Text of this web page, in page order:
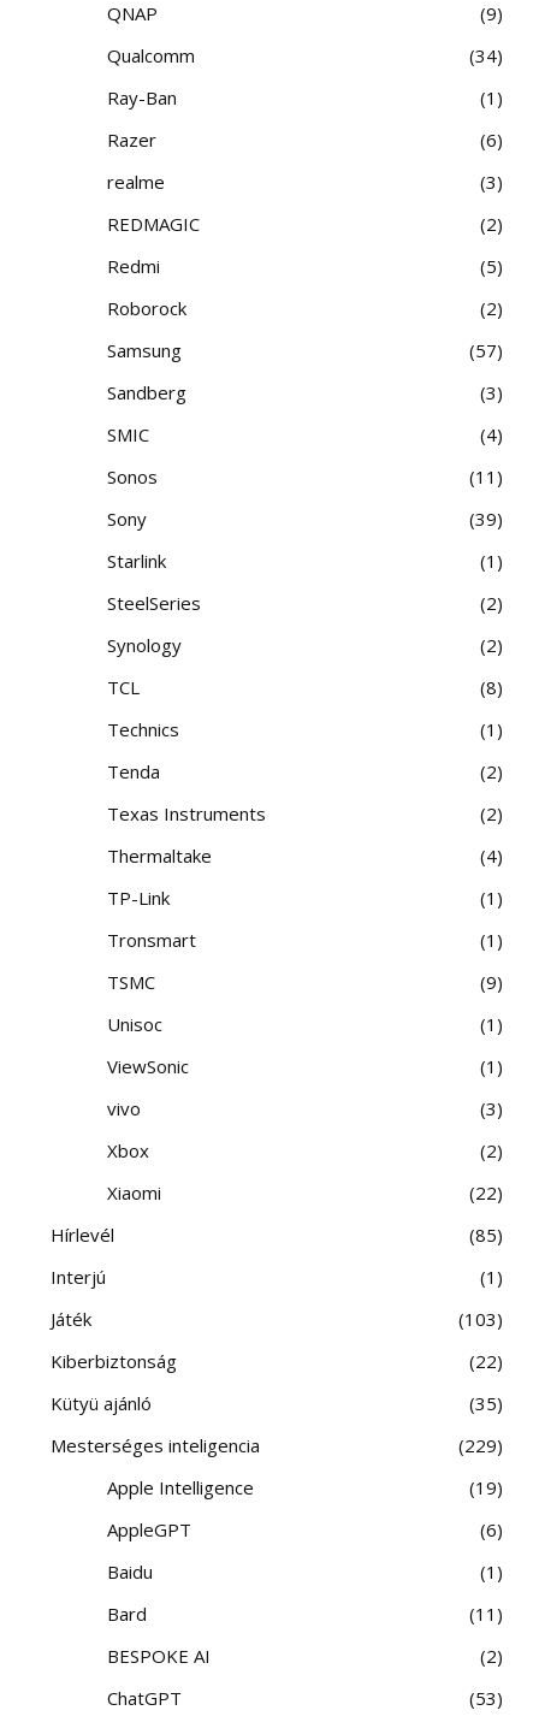
QNAP
9
Qualcomm
34
Ray-Ban
1
Razer
6
realme
3
REDMAGIC
2
Redmi
5
Roborock
2
Samsung
57
Sandberg
3
SMIC
4
Sonos
11
Sony
39
Starlink
1
SteelSeries
2
Synology
2
TCL
8
Technics
1
Tenda
2
Texas Instruments
2
Thermaltake
4
TP-Link
1
Tronsmart
1
TSMC
9
Unisoc
1
ViewSonic
1
vivo
3
Xbox
2
Xiaomi
22
Hírlevél
85
Interjú
1
Játék
103
Kiberbiztonság
22
Kütyü ajánló
35
Mesterséges inteligencia
229
Apple Intelligence
19
AppleGPT
6
Baidu
1
Bard
11
BESPOKE AI
2
ChatGPT
53